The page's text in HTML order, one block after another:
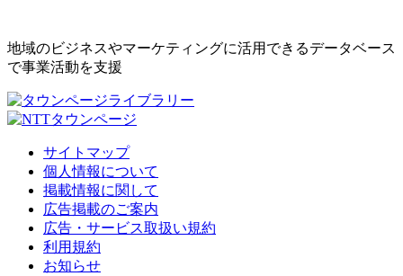
地域のビジネスやマーケティングに活用できるデータベース
で事業活動を支援
サイトマップ
個人情報について
掲載情報に関して
広告掲載のご案内
広告・サービス取扱い規約
利用規約
お知らせ